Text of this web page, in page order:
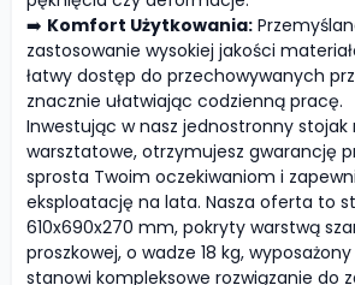
➡️ Komfort Użytkowania:
zastosowanie wysokiej jakości
łatwy dostęp do przechowywanych
znacznie ułatwiając codzienną pracę.
Inwestując w nasz jednostronny stojak
warsztatowe, otrzymujesz gwarancję
sprosta Twoim oczekiwaniom i
eksploatację na lata. Nasza oferta to
610x690x270 mm, pokryty warstwą
proszkowej, o wadze 18 kg,
stanowi kompleksowe rozwiązanie do